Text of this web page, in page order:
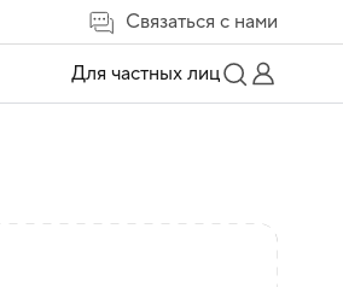
Связаться с нами
Для частных лиц